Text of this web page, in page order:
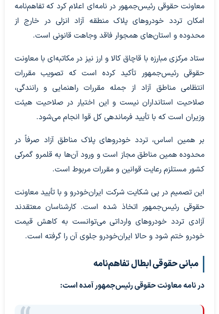
معاونت حقوقی رئیس‌جمهور در نامه‌ای اعلام کرد که تفاهم‌نامه
امکان تردد خودروهای پلاک منطقه آزاد انزلی در خارج از
محدوده و استان‌های همجوار فاقد وجاهت قانونی است.
ستاد مرکزی مبارزه با قاچاق کالا و ارز نیز در مکاتبه‌ای با معاونت
حقوقی رئیس‌جمهور تأکید کرده است که تصویب مقررات
انتظامی مناطق آزاد از جمله مقررات راهنمایی و رانندگی،
صلاحیت استانداران نیست و این اختیار در صلاحیت هیئت
وزیران است که با تأیید فرماندهی کل قوا انجام می‌شود.
بر همین اساس، تردد خودروهای پلاک مناطق آزاد صرفاً در
محدوده همین مناطق مجاز است و ورود آن‌ها به قلمرو گمرکی
کشور مستلزم رعایت قوانین و مقررات مربوط است.
این تصمیم در پی شکایت شرکت ایران‌خودرو و با تأیید معاونت
حقوقی رئیس‌جمهور اتخاذ شده است. کارشناسان معتقدند
آزادی تردد خودروهای وارداتی می‌توانست به کاهش قیمت
خودرو ختم شود و حالا ایران‌خودرو جلوی آن را گرفته است.
مبانی حقوقی ابطال تفاهم‌نامه
در نامه معاونت حقوقی رئیس‌جمهور آمده است: